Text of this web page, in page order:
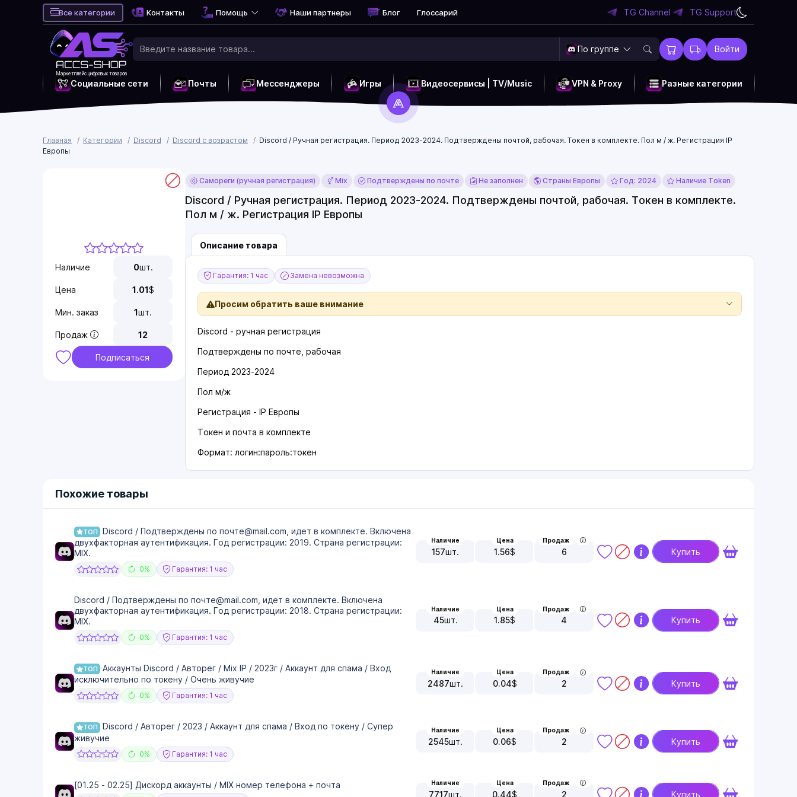
Все категории Контакты Помощь Наши партнеры Блог Глоссарий TG Channel TG Support
Маркетплейс цифровых товаров
По группе Войти
Социальные сети Почты Мессенджеры Игры Видеосервисы | TV/Music VPN & Proxy Разные категории
Главная Категории Discord Discord с возрастом
Discord / Ручная регистрация. Период 2023-2024. Подтверждены почтой, рабочая. Токен в комплекте. Пол м / ж. Регистрация IP
Европы
Наличие 0шт.
Цена 1.01$
Мин. заказ 1шт.
Продаж 12
Подписаться
Самореги (ручная регистрация) Mix Подтверждены по почте Не заполнен Страны Европы Год: 2024 Наличие Token
Discord / Ручная регистрация. Период 2023-2024. Подтверждены почтой, рабочая. Токен в комплекте.
Пол м / ж. Регистрация IP Европы
Описание товара
Гарантия: 1 час Замена невозможна
Просим обратить ваше внимание
Discord - ручная регистрация
Подтверждены по почте, рабочая
Период 2023-2024
Пол м/ж
Регистрация - IP Европы
Токен и почта в комплекте
Формат: логин:пароль:токен
Похожие товары
ТОП
Discord / Подтверждены по почте@mail.com, идет в комплекте. Включена
двухфакторная аутентификация. Год регистрации: 2019. Страна регистрации:
MIX.
0% Гарантия: 1 час
Наличие
157шт.
Цена
1.56$
Продаж
6 Купить
Discord / Подтверждены по почте@mail.com, идет в комплекте. Включена
двухфакторная аутентификация. Год регистрации: 2018. Страна регистрации:
MIX.
0% Гарантия: 1 час
Наличие
45шт.
Цена
1.85$
Продаж
4 Купить
ТОП
Аккаунты Discord / Авторег / Mix IP / 2023г / Аккаунт для спама / Вход
исключительно по токену / Очень живучие
0% Гарантия: 1 час
Наличие
2487шт.
Цена
0.04$
Продаж
2 Купить
ТОП
Discord / Авторег / 2023 / Аккаунт для спама / Вход по токену / Супер
живучие
0% Гарантия: 1 час
Наличие
2545шт.
Цена
0.06$
Продаж
2 Купить
[01.25 - 02.25] Дискорд аккаунты / MIX номер телефона + почта Наличие
7717шт.
Цена
0.44$
Продаж
2 Купить